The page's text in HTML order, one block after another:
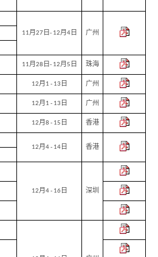
11月27日- 12月4日 广州
11月28日- 12月5日 珠海
12月1 - 13日 广州
12月1 - 13日 广州
12月8 - 15日 香港
12月4 - 14日
香港
12月4 - 16日 深圳